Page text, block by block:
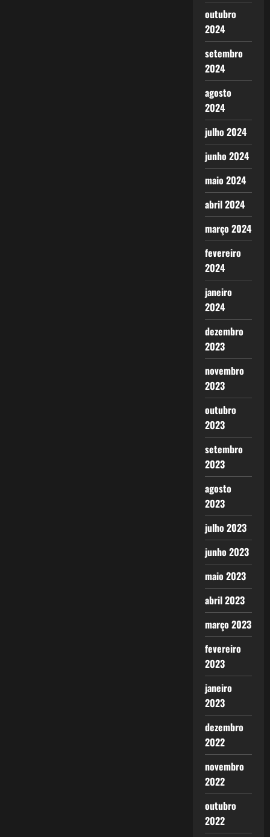
outubro
2024
setembro
2024
agosto
2024
julho 2024
junho 2024
maio 2024
abril 2024
março 2024
fevereiro
2024
janeiro
2024
dezembro
2023
novembro
2023
outubro
2023
setembro
2023
agosto
2023
julho 2023
junho 2023
maio 2023
abril 2023
março 2023
fevereiro
2023
janeiro
2023
dezembro
2022
novembro
2022
outubro
2022